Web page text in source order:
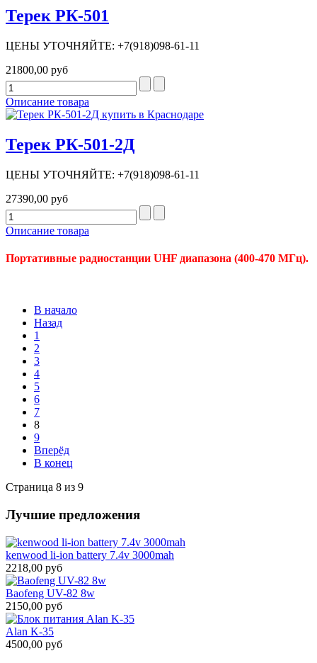
Терек РК-501
ЦЕНЫ УТОЧНЯЙТЕ: +7(918)098-61-11
21800,00 руб
Описание товара
Терек РК-501-2Д
ЦЕНЫ УТОЧНЯЙТЕ: +7(918)098-61-11
27390,00 руб
Описание товара
Портативные радиостанции UHF диапазона (400-470 МГц).
В начало
Назад
1
2
3
4
5
6
7
8
9
Вперёд
В конец
Страница 8 из 9
Лучшие предложения
kenwood li-ion battery 7.4v 3000mah
2218,00 руб
Baofeng UV-82 8w
2150,00 руб
Alan K-35
4500,00 руб